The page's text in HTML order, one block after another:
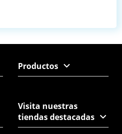
Productos
Visita nuestras
tiendas destacadas